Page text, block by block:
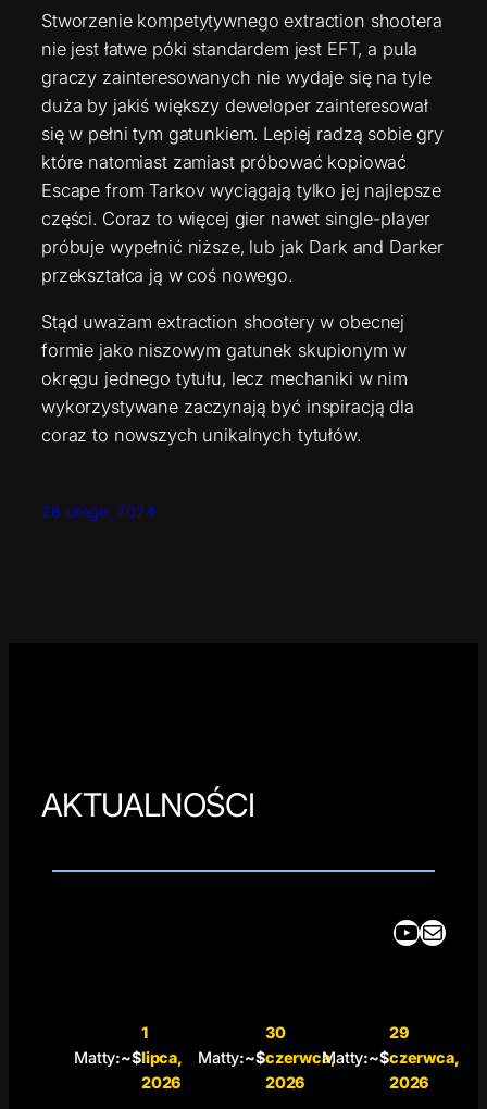
Stworzenie kompetytywnego extraction shootera
nie jest łatwe póki standardem jest EFT, a pula
graczy zainteresowanych nie wydaje się na tyle
duża by jakiś większy deweloper zainteresował
się w pełni tym gatunkiem. Lepiej radzą sobie gry
które natomiast zamiast próbować kopiować
Escape from Tarkov wyciągają tylko jej najlepsze
części. Coraz to więcej gier nawet single-player
próbuje wypełnić niższe, lub jak Dark and Darker
przekształca ją w coś nowego.
Stąd uważam extraction shootery w obecnej
formie jako niszowym gatunek skupionym w
okręgu jednego tytułu, lecz mechaniki w nim
wykorzystywane zaczynają być inspiracją dla
coraz to nowszych unikalnych tytułów.
28 lutego, 2024
AKTUALNOŚCI
YouTube Mail
Matty:~$
1
lipca,
2026
Matty:~$
30
czerwca,
2026
Matty:~$
29
czerwca,
2026